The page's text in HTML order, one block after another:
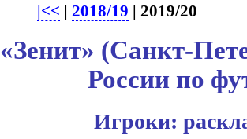
|<< | 2018/19 | 2019/20
«Зенит» (Санкт-
России по
Игроки: